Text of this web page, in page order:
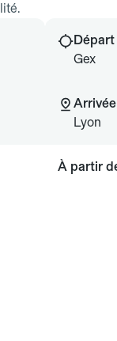
Départ
Gex
Arrivée
Lyon
À partir